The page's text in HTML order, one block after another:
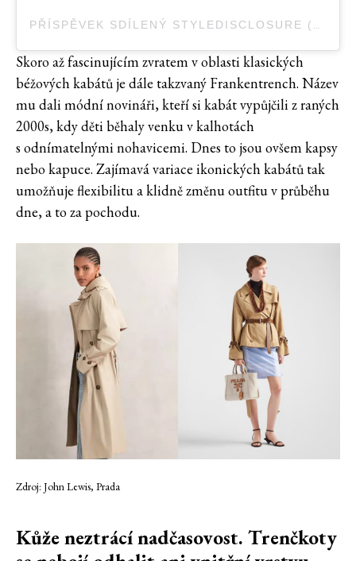
PŘÍSPĚVEK SDÍLENÝ STYLEDISCLOSURE (@STYLE_DISCLOSURE)
Skoro až fascinujícím zvratem v oblasti klasických
béžových kabátů je dále takzvaný Frankentrench. Název
mu dali módní novináři, kteří si kabát vypůjčili z raných
2000s, kdy děti běhaly venku v kalhotách
s odnímatelnými nohavicemi. Dnes to jsou ovšem kapsy
nebo kapuce. Zajímavá variace ikonických kabátů tak
umožňuje flexibilitu a klidně změnu outfitu v průběhu
dne, a to za pochodu.
Zdroj: John Lewis, Prada
Kůže neztrácí nadčasovost. Trenčkoty